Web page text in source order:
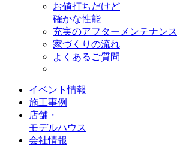
お値打ちだけど
確かな性能
充実のアフターメンテナンス
家づくりの流れ
よくあるご質問
イベント情報
施工事例
店舗・
モデルハウス
会社情報